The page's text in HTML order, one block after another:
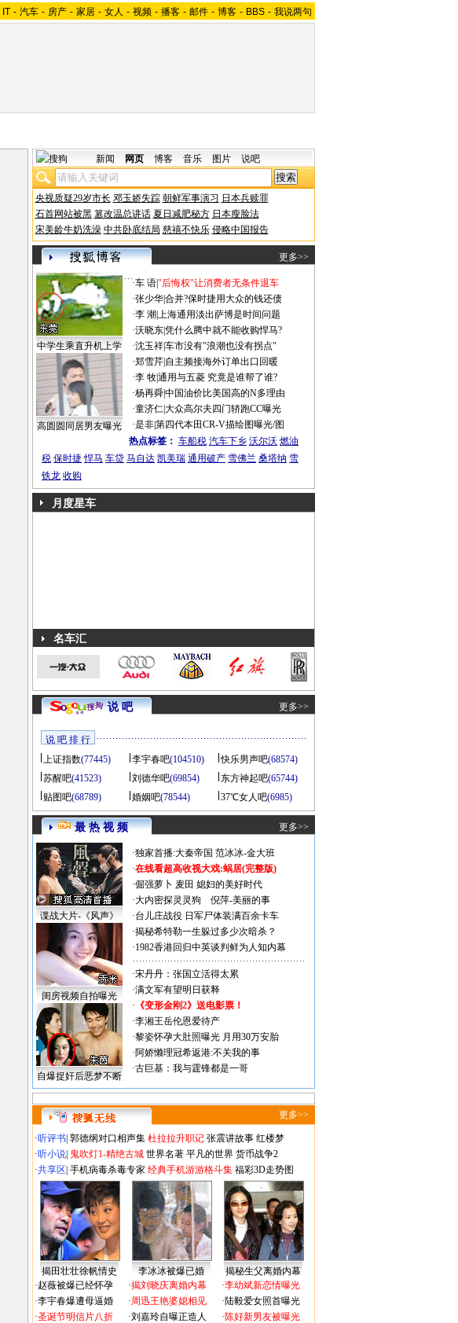
IT - 汽车 - 房产 - 家居 - 女人 - 视频 - 播客 - 邮件 - 博客 - BBS - 我说两句
新闻 网页 博客 音乐 图片 说吧
央视质疑29岁市长 邓玉娇失踪 朝鲜军事演习 日本兵赎罪
石首网站被黑 篡改温总讲话 夏日减肥秘方 日本瘦脸法
宋美龄牛奶洗澡 中共卧底结局 慈禧不快乐 侵略中国报告
更多>>
中学生乘直升机上学
高圆圆同居男友曝光
·车 语|"后悔权"让消费者无条件退车
·张少华|合并?保时捷用大众的钱还债
·李 潮 上海通用淡出萨博是时间问题
·沃晓东|凭什么腾中就不能收购悍马?
·沈玉祥|车市没有"浪潮也没有拐点"
·郑雪芹| 自主频接海外订单出口回暖
·李 牧|通用与五菱 究竟是谁帮了谁?
·杨再舜|中国油价比美国高的N多理由
·童济仁|大众高尔夫四门轿跑CC曝光
·是非|第四代本田CR-V描绘图曝光/图
热点标签： 车船税 汽车下乡 沃尔沃 燃油
税 保时捷 悍马 车贷 马自达 凯美瑞 通用破产 雪佛兰 桑塔纳 雪
铁龙 收购
月度星车
名车汇
说 吧 更多>>
说 吧 排 行
上证指数(77445) 李宇春吧(104510) 快乐男声吧(68574)
苏醒吧(41523) 刘德华吧(69854) 东方神起吧(65744)
贴图吧(68789) 婚姻吧(78544) 37℃女人吧(6985)
最 热 视 频 更多>>
谍战大片-《风声》
闺房视频自拍曝光
自爆捉奸后恶梦不断
·独家首播:大秦帝国 范冰冰-金大班
·在线看超高收视大戏:蜗居(完整版)
·倔强萝卜 麦田 媳妇的美好时代
·大内密探灵灵狗
倪萍-美丽的事
·台儿庄战役 日军尸体装满百余卡车
·揭秘希特勒一生躲过多少次暗杀？
·1982香港回归中英谈判鲜为人知内幕
·宋丹丹：张国立活得太累
·满文军有望明日获释
· 《变形金刚2》送电影票！
·李湘王岳伦恩爱待产
·黎姿怀孕大肚照曝光 月用30万安胎
·阿娇懒理冠希返港:不关我的事
·古巨基：我与霆锋都是一哥
更多>>
·听评书 郭德纲对口相声集 杜拉拉升职记 张震讲故事 红楼梦
·听小说 鬼吹灯1-精绝古城 世界名著 平凡的世界 货币战争2
·共享区 手机病毒杀毒专家 经典手机游游格斗集 福彩3D走势图
揭田壮壮徐帆情史 李冰冰被爆已婚
揭秘生父离婚内幕
·赵薇被爆已经怀孕
·李宇春爆遭母逼婚
·圣诞节明信片八折
·揭刘晓庆离婚内幕
·周迅王艳婆媳相见
·刘嘉玲自曝正造人
·李幼斌新恋情曝光
·陆毅爱女照首曝光
·陈好新男友被曝光